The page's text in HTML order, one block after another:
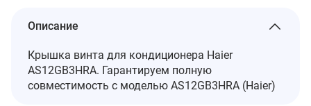
Описание
Крышка винта для кондиционера Haier
AS12GB3HRA. Гарантируем полную
совместимость с моделью AS12GB3HRA (Haier)